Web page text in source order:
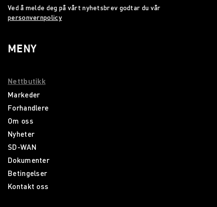
Ved å melde deg på vårt nyhetsbrev godtar du vår
personvernpolicy
MENY
Nettbutikk
Markeder
Forhandlere
Om oss
Nyheter
SD-WAN
Dokumenter
Betingelser
Kontakt oss